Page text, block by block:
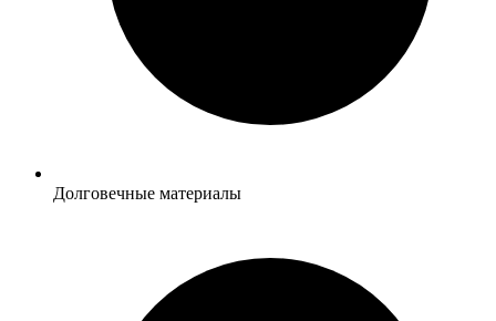
Долговечные материалы